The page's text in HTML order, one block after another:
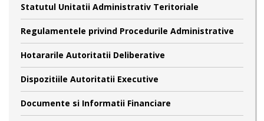
Statutul Unitatii Administrativ Teritoriale
Regulamentele privind Procedurile Administrative
Hotararile Autoritatii Deliberative
Dispozitiile Autoritatii Executive
Documente si Informatii Financiare